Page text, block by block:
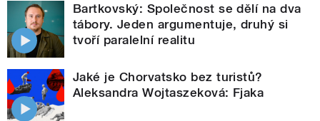
Bartkovský: Společnost se dělí na dva
tábory. Jeden argumentuje, druhý si
tvoří paralelní realitu
Jaké je Chorvatsko bez turistů?
Aleksandra Wojtaszeková: Fjaka